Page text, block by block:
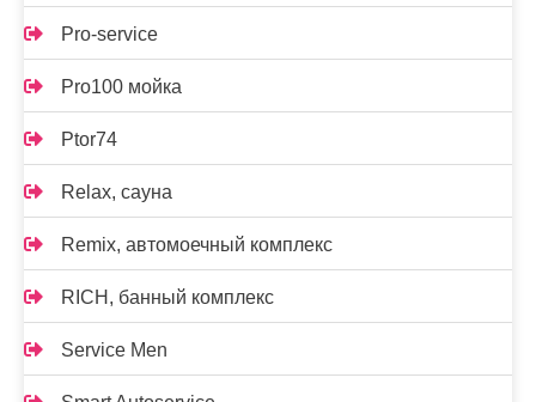
Pro-service
Pro100 мойка
Ptor74
Relax, сауна
Remix, автомоечный комплекс
RICH, банный комплекс
Service Men